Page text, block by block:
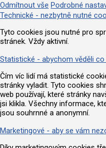
Odmítnout vše Podrobné
Technické - nezbytně nutné
Tyto cookies jsou nutné pro
stránek. Vždy aktivní.
Statistické - abychom věděli
Čím víc lidí má statistické
stránky vyladit. Tyto cookies
web používají, které stránky
jsi klikla. Všechny informace,
jsou souhrnné a anonymní.
Marketingové - aby se vám